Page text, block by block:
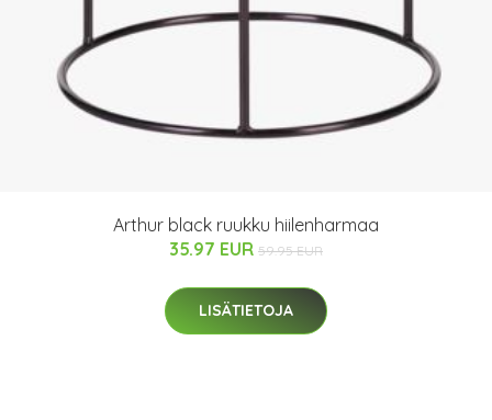
Arthur black ruukku hiilenharmaa
35.97 EUR 59.95 EUR
LISÄTIETOJA